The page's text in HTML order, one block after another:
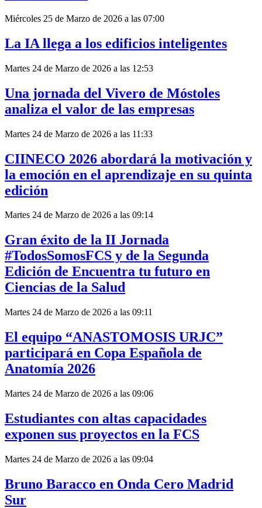
Miércoles 25 de Marzo de 2026 a las 07:00
La IA llega a los edificios inteligentes
Martes 24 de Marzo de 2026 a las 12:53
Una jornada del Vivero de Móstoles
analiza el valor de las empresas
Martes 24 de Marzo de 2026 a las 11:33
CIINECO 2026 abordará la motivación y
la emoción en el aprendizaje en su quinta
edición
Martes 24 de Marzo de 2026 a las 09:14
Gran éxito de la II Jornada
#TodosSomosFCS y de la Segunda
Edición de Encuentra tu futuro en
Ciencias de la Salud
Martes 24 de Marzo de 2026 a las 09:11
El equipo “ANASTOMOSIS URJC”
participará en Copa Española de
Anatomía 2026
Martes 24 de Marzo de 2026 a las 09:06
Estudiantes con altas capacidades
exponen sus proyectos en la FCS
Martes 24 de Marzo de 2026 a las 09:04
Bruno Baracco en Onda Cero Madrid
Sur